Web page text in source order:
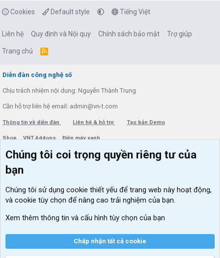
Cookies Default style Tiếng Việt
Liên hệ Quy định và Nội quy Chính sách bảo mật Trợ giúp
Trang chủ
R
Diễn đàn công nghệ số
Chịu trách nhiệm nội dung: Nguyễn Thành Trung
Cần hỗ trợ liên hệ email: admin@vn-t.com
Thông tin về diễn đàn Liên hệ & hỗ trợ Tạo bản Demo
Shop VNT Addons Điện máy xanh
Menu thành viên
Đăng nhập
Diễn đàn
Kích hoạt Windows/ Office miễn phí
VIP add-ons Xenforo
Khuyến mãi và tài trợ
Chúng tôi coi trọng quyền riêng tư của
bạn
Chúng tôi sử dụng cookie thiết yếu để trang web này hoạt động,
và cookie tùy chọn để nâng cao trải nghiệm của bạn.
Xem thêm thông tin và cấu hình tùy chọn của bạn
Chấp nhận tất cả cookie